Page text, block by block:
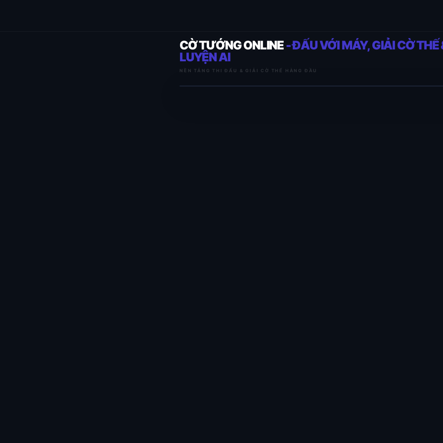
CỜ TƯỚNG ONLINE- ĐẤU VỚI MÁY, GIẢI CỜ THẾ
LUYỆN AI
NỀN TẢNG THI ĐẤU & GIẢI CỜ THẾ HÀNG ĐẦU